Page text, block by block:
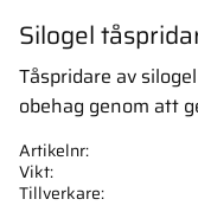
Silogel
Tåspridare av
obehag genom att
Artikelnr
Vikt
Tillverkare